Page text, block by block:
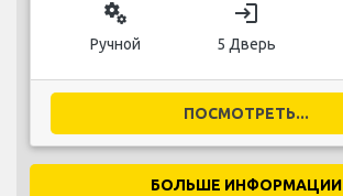
miscellaneous_services
Ручной
login
5 Дверь
ПОСМОТРЕТЬ...
БОЛЬШЕ ИНФОРМАЦИИ